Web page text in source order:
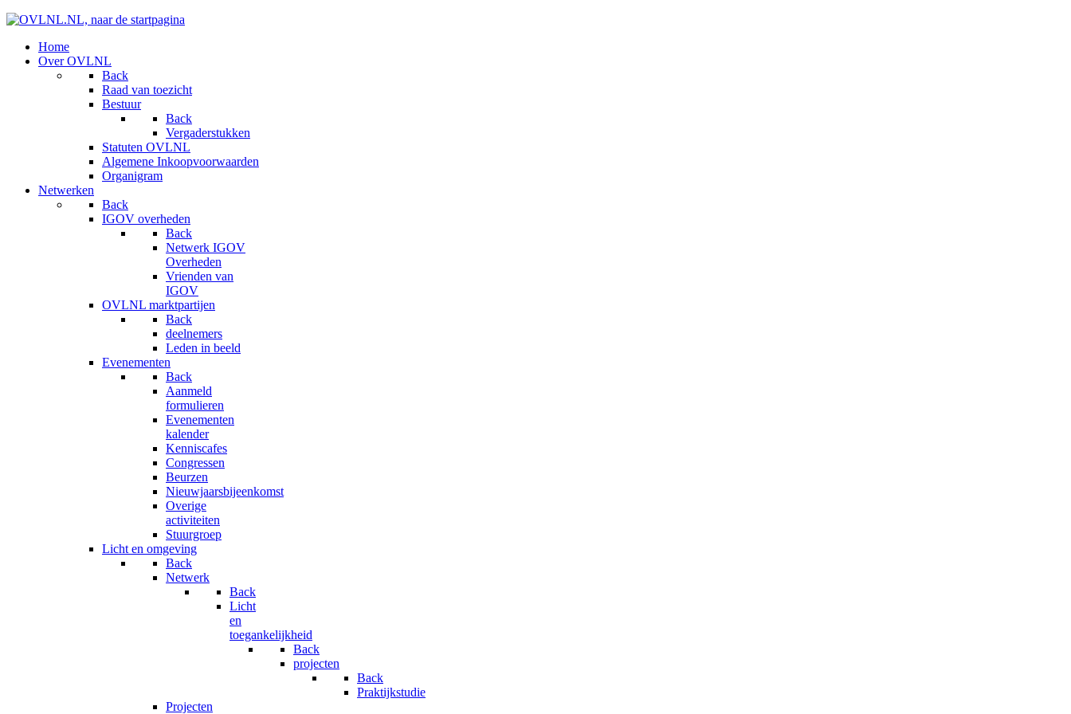
Home
Over OVLNL
Back
Raad van toezicht
Bestuur
Back
Vergaderstukken
Statuten OVLNL
Algemene Inkoopvoorwaarden
Organigram
Netwerken
Back
IGOV overheden
Back
Netwerk IGOV
Overheden
Vrienden van
IGOV
OVLNL marktpartijen
Back
deelnemers
Leden in beeld
Evenementen
Back
Aanmeld
formulieren
Evenementen
kalender
Kenniscafes
Congressen
Beurzen
Nieuwjaarsbijeenkomst
Overige
activiteiten
Stuurgroep
Licht en omgeving
Back
Netwerk
Back
Licht
en
toegankelijkheid
Back
projecten
Back
Praktijkstudie
Projecten